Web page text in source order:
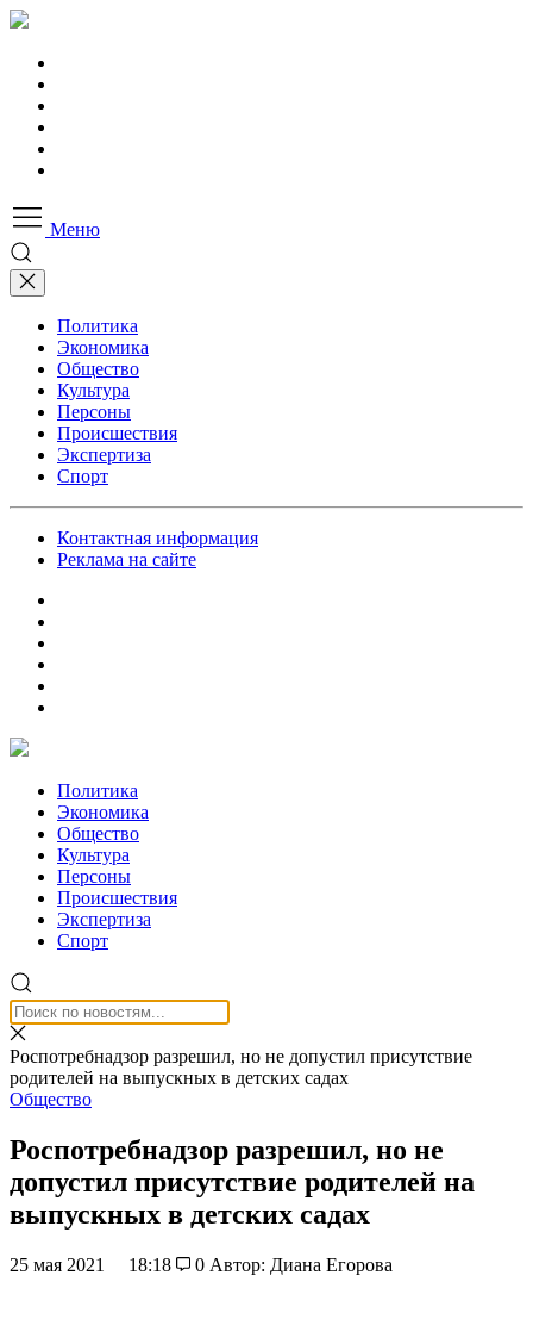
Меню
Политика
Экономика
Общество
Культура
Персоны
Происшествия
Экспертиза
Спорт
Контактная информация
Реклама на сайте
Политика
Экономика
Общество
Культура
Персоны
Происшествия
Экспертиза
Спорт
Роспотребнадзор разрешил, но не допустил присутствие
родителей на выпускных в детских садах
Общество
Роспотребнадзор разрешил, но не
допустил присутствие родителей на
выпускных в детских садах
25 мая 2021 18:18 0 Автор: Диана Егорова